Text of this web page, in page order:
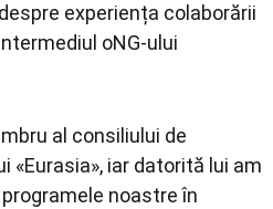
experiența colaborării
oNG-ului
al consiliului de
«Eurasia», iar datorită lui am
noastre în